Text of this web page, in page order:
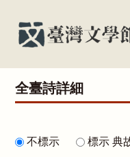
全臺詩詳細
不標示 標示 典